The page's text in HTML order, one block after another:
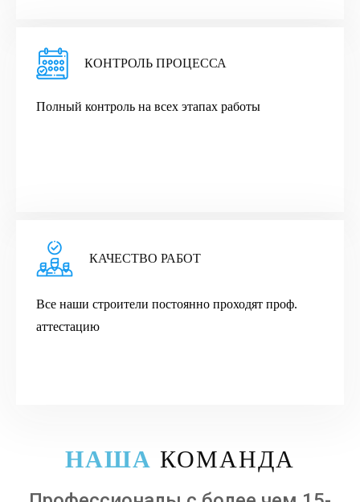
КОНТРОЛЬ ПРОЦЕССА
Полный контроль на всех этапах работы
КАЧЕСТВО РАБОТ
Все наши строители постоянно проходят проф.
аттестацию
НАША КОМАНДА